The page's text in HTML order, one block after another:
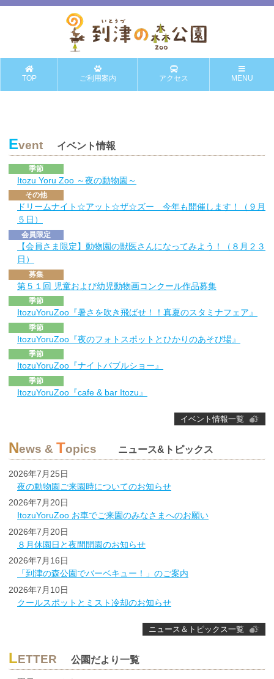
TOP ご利用案内 アクセス MENU
Event イベント情報
季節
Itozu Yoru Zoo ～夜の動物園～
その他
ドリームナイト☆アット☆ザ☆ズー 今年も開催します！（９月
５日）
会員限定
【会員さま限定】動物園の獣医さんになってみよう！（８月２３
日）
募集
第５１回 児童および幼児動物画コンクール作品募集
季節
ItozuYoruZoo『暑さを吹き飛ばせ！！真夏のスタミナフェア』
季節
ItozuYoruZoo『夜のフォトスポットとひかりのあそび場』
季節
ItozuYoruZoo『ナイトバブルショー』
季節
ItozuYoruZoo『cafe & bar Itozu』
イベント情報一覧
News & Topics ニュース&トピックス
2026年7月25日
夜の動物園ご来園時についてのお知らせ
2026年7月20日
ItozuYoruZoo お車でご来園のみなさまへのお願い
2026年7月20日
８月休園日と夜間開園のお知らせ
2026年7月16日
「到津の森公園でバーベキュー！」のご案内
2026年7月10日
クールスポットとミスト冷却のお知らせ
ニュース＆トピックス一覧
LETTER 公園だより一覧